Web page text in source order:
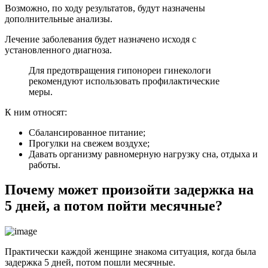
Возможно, по ходу результатов, будут назначены
дополнительные анализы.
Лечение заболевания будет назначено исходя с
установленного диагноза.
Для предотвращения гипонореи гинекологи
рекомендуют использовать профилактические
меры.
К ним относят:
Сбалансированное питание;
Прогулки на свежем воздухе;
Давать организму равномерную нагрузку сна, отдыха и
работы.
Почему может произойти задержка на
5 дней, а потом пойти месячные?
Практически каждой женщине знакома ситуация, когда была
задержка 5 дней, потом пошли месячные.